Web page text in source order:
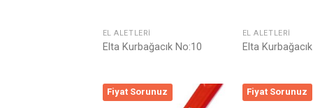
EL ALETLERI
Elta Kurbağacık No:10
EL ALETLERI
Elta
Fiyat Sorunuz Fiyat Sorunuz